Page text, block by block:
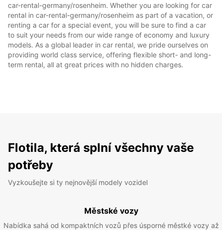
car-rental-germany/rosenheim. Whether you are looking for car
rental in car-rental-germany/rosenheim as part of a vacation, or
renting a car for a special event, you will be sure to find a car
to suit your needs from our wide range of economy and luxury
models. As a global leader in car rental, we pride ourselves on
providing world class service, offering flexible short- and long-
term rental, all at great prices with no hidden charges.
Flotila, která splní všechny vaše
potřeby
Vyzkoušejte si ty nejnovější modely vozidel
Městské vozy
Nabídka sahá od kompaktních vozů přes úsporné městké vozy až